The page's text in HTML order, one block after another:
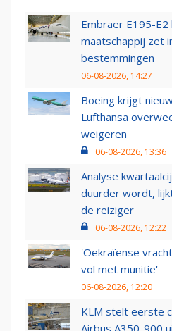
Embraer E195-E2
maatschappij zet
bestemmingen
06-08-2026, 14:27
Boeing krijgt
Lufthansa
weigeren
06-08-2026, 13:36
Analyse
duurder wordt,
de reiziger
06-08-2026, 12:22
'Oekraïense
vol met munitie'
06-08-2026, 12:20
KLM stelt eerste